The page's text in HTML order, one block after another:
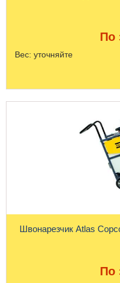
По
Вес: уточняйте
Швонарезчик Atlas
По